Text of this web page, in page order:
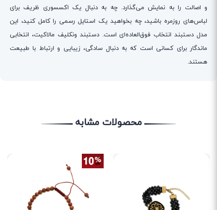
و اصالت را به نمایش می‌گذارد. چه به دنبال یک اکسسوری ظریف برای
لباس‌های روزمره باشید، چه بخواهید یک استایل رسمی را کامل کنید، این
مدل دستبند انتخاب فوق‌العاده‌ای است. دستبند ونکلیف مالاکیت، انتخابی
ماندگار برای کسانی است که به دنبال سادگی، زیبایی و ارتباط با طبیعت
هستند.
محصولات مشابه